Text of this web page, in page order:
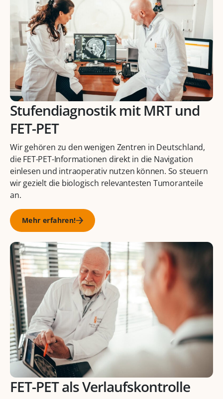
Stufendiagnostik mit MRT und
FET-PET
Wir gehören zu den wenigen Zentren in Deutschland,
die FET-PET-Informationen direkt in die Navigation
einlesen und intraoperativ nutzen können. So steuern
wir gezielt die biologisch relevantesten Tumoranteile
an.
Mehr erfahren!
FET-PET als Verlaufskontrolle